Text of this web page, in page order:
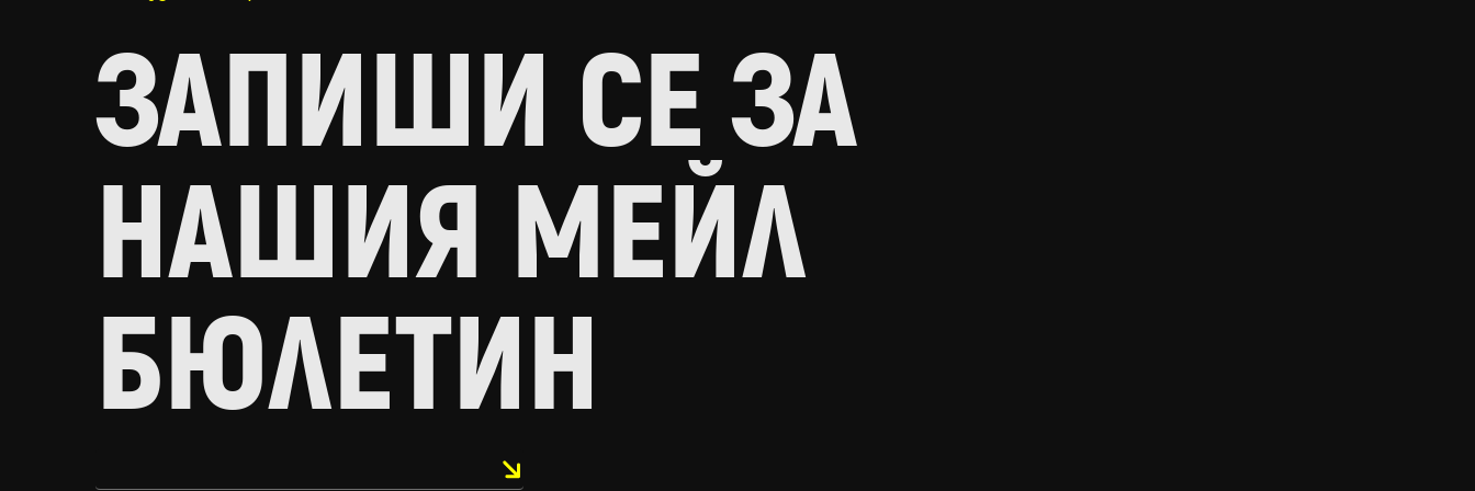
ЗАПИШИ СЕ ЗА
НАШИЯ МЕЙЛ
БЮЛЕТИН